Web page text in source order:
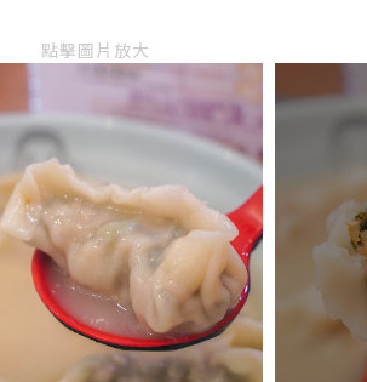
點擊圖片放大